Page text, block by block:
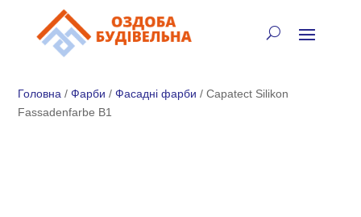
⚡
Головна /Фарби /Фасадні фарби / Capatect Silikon
Fassadenfarbe В1